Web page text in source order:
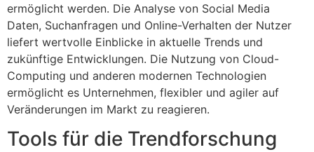
ermöglicht werden. Die Analyse von Social Media
Daten, Suchanfragen und Online-Verhalten der Nutzer
liefert wertvolle Einblicke in aktuelle Trends und
zukünftige Entwicklungen. Die Nutzung von Cloud-
Computing und anderen modernen Technologien
ermöglicht es Unternehmen, flexibler und agiler auf
Veränderungen im Markt zu reagieren.
Tools für die Trendforschung